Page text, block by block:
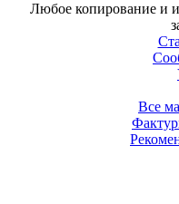
Любое копирование и
Все